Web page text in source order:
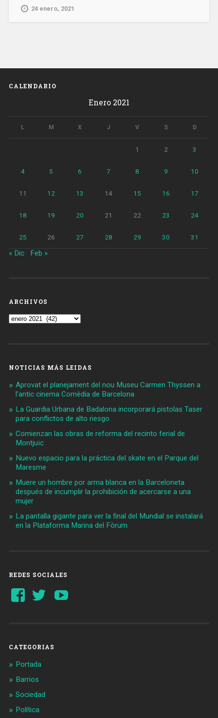
Bellvitge
2020»
24 enero, 2021
CALENDARIO
Enero 2021
L M X J V S D
1 2 3
4 5 6 7 8 9 10
11 12 13 14 15 16 17
18 19 20 21 22 23 24
25 26 27 28 29 30 31
« Dic Feb »
ARCHIVOS
Archivos
NOTICIAS MÁS LEIDAS
Aprovat el planejament del nou Museu Carmen Thyssen a
l'antic cinema Comèdia de Barcelona
La Guardia Urbana de Badalona incorporará pistolas Taser
para conflictos de alto riesgo
Comienzan las obras de reforma del recinto ferial de
Montjuïc
Nuevo espacio para la práctica del skate en el Parque del
Maresme
Muere un hombre por arma blanca en la Barceloneta
después de incumplir la prohibición de acercarse a una
mujer
La pantalla gigante para ver la final del Mundial se instalará
en la Plataforma Marina del Fòrum
REDES SOCIALES
Ver
perfil
Ver
perfil
CATEGORIAS
Portada
Barrios
Sociedad
Política